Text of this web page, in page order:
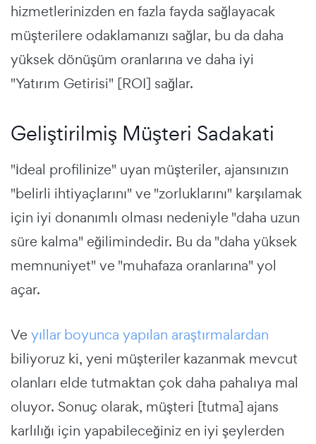
hizmetlerinizden en fazla fayda sağlayacak
müşterilere odaklamanızı sağlar, bu da daha
yüksek dönüşüm oranlarına ve daha iyi
"Yatırım Getirisi" [ROI] sağlar.
Geliştirilmiş Müşteri Sadakati
"İdeal profilinize" uyan müşteriler, ajansınızın
"belirli ihtiyaçlarını" ve "zorluklarını" karşılamak
için iyi donanımlı olması nedeniyle "daha uzun
süre kalma" eğilimindedir. Bu da "daha yüksek
memnuniyet" ve "muhafaza oranlarına" yol
açar.
Ve yıllar boyunca yapılan araştırmalardan
biliyoruz ki, yeni müşteriler kazanmak mevcut
olanları elde tutmaktan çok daha pahalıya mal
oluyor. Sonuç olarak, müşteri [tutma] ajans
karlılığı için yapabileceğiniz en iyi şeylerden